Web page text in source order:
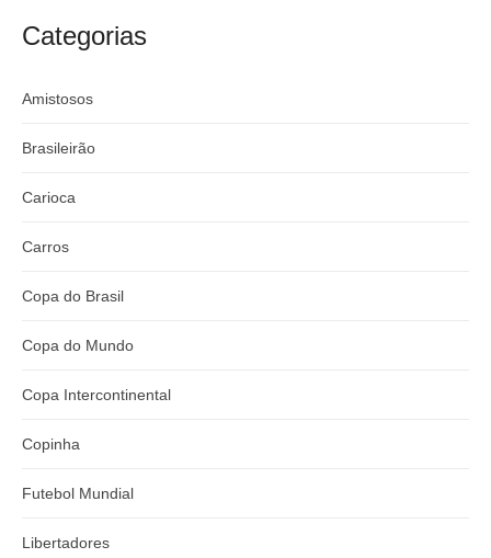
argentino
Categorias
Amistosos
Brasileirão
Carioca
Carros
Copa do Brasil
Copa do Mundo
Copa Intercontinental
Copinha
Futebol Mundial
Libertadores